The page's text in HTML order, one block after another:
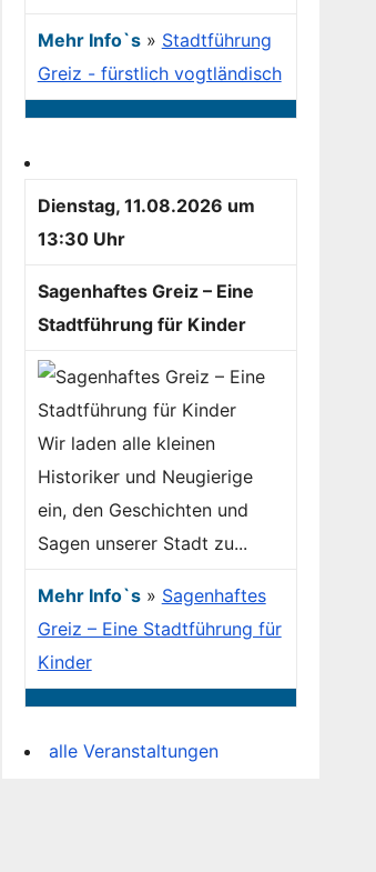
Mehr Info`s» Stadtführung
Greiz - fürstlich vogtländisch
Dienstag, 11.08.2026 um
13:30 Uhr
Sagenhaftes Greiz – Eine
Stadtführung für Kinder
Wir laden alle kleinen
Historiker und Neugierige
ein, den Geschichten und
Sagen unserer Stadt zu...
Mehr Info`s» Sagenhaftes
Greiz – Eine Stadtführung für
Kinder
alle Veranstaltungen